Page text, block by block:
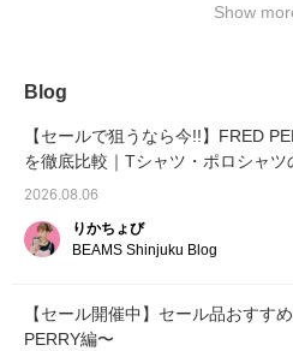
ともにゆったりなオーバ
デザイン。すっきりと着
たい方は、普段よりワン
サイズダウンがオススメ
押すとあとで投稿を見返
すことができます！デグ
チのフォローで100マイ
ルGET♩】
Show
Blog
【セールで狙うなら今!!】FRED
を徹底比較｜Tシャツ・ポロシャツ
デルをご紹介
2026.08.06
りかちょび
BEAMS Shinjuku Blog
【セール開催中】セール品おすす
PERRY編〜